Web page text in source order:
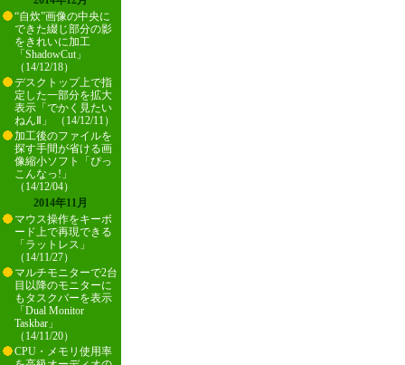
“自炊”画像の中央に
できた綴じ部分の影
をきれいに加工
「ShadowCut」
（14/12/18）
デスクトップ上で指
定した一部分を拡大
表示「でかく見たい
ねんⅡ」 （14/12/11）
加工後のファイルを
探す手間が省ける画
像縮小ソフト「ぴっ
こんなっ!」
（14/12/04）
2014年11月
マウス操作をキーボ
ード上で再現できる
「ラットレス」
（14/11/27）
マルチモニターで2台
目以降のモニターに
もタスクバーを表示
「Dual Monitor
Taskbar」
（14/11/20）
CPU・メモリ使用率